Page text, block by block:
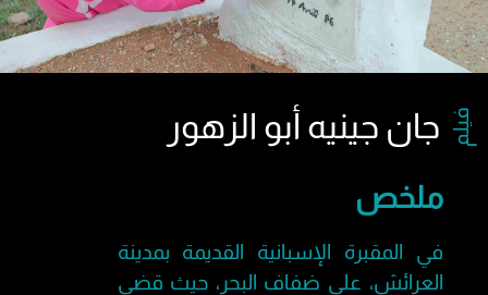
فيلم جان جينيه أبو الزهور
ملخص
في المقبرة الإسبانية القديمة بمدينة
العرائش، على ضفاف البحر، حيث قضى